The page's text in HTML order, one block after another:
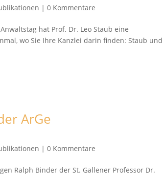
|0 Kommentare
hat Prof. Dr. Leo Staub eine
wo Sie Ihre Kanzlei darin finden: Staub und
ArGe
|0 Kommentare
Ralph Binder der St. Gallener Professor Dr.